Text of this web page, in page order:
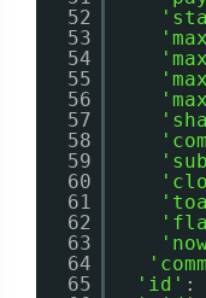
52
53
54
55
56
57
58
59
60
61
62
63
64
65
'id' :